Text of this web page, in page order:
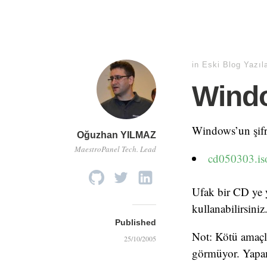
Oğuzhan YILMAZ
MaestroPanel Tech. Lead
Published
25/10/2005
in Eski Blog
Windows’un
Ufak bir CD ye
Not: Kötü
görmüyor.